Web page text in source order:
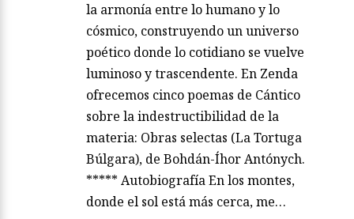
la armonía entre lo humano y lo
cósmico, construyendo un universo
poético donde lo cotidiano se vuelve
luminoso y trascendente. En Zenda
ofrecemos cinco poemas de Cántico
sobre la indestructibilidad de la
materia: Obras selectas (La Tortuga
Búlgara), de Bohdán-Íhor Antónych.
***** Autobiografía En los montes,
donde el sol está más cerca, me…